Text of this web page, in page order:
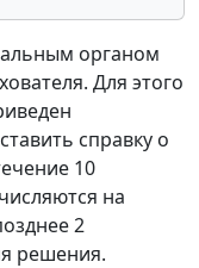
органом
Для этого
справку о
10
на
2
решения.